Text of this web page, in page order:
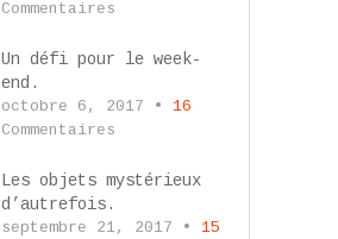
Commentaires
Un défi pour le week-
end.
octobre 6, 2017 • 16
Commentaires
Les objets mystérieux
d’autrefois.
septembre 21, 2017 • 15